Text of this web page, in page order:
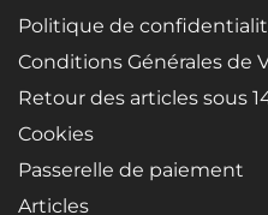
Politique de
Conditions Générales de
Retour des articles sous
Cookies
Passerelle de paiement
Articles